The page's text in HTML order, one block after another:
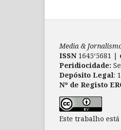
Media &
ISSN 1645‘5681 |
Peridiocidade:
Depósito Legal:
Nº de Registo
Este trabalho